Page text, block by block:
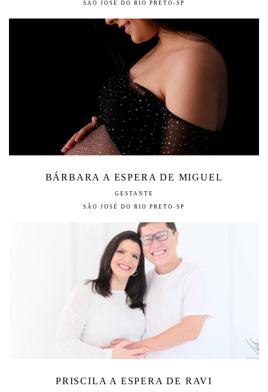
SÃO JOSÉ DO RIO PRETO-SP
BÁRBARA A ESPERA DE MIGUEL
GESTANTE
SÃO JOSÉ DO RIO PRETO-SP
PRISCILA A ESPERA DE RAVI